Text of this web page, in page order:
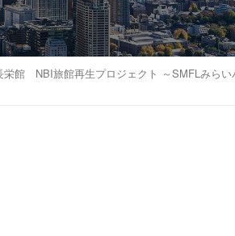
館 NBI旅館再生プロジェクト ～SMFLみら